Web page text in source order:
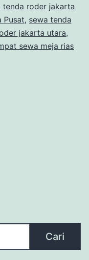
tenda roder jakarta
Pusat, sewa tenda
jakarta utara,
sewa meja rias
Cari